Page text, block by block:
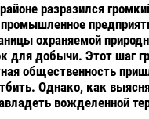
разразился
промышленное
охраняемой
для добычи. Этот шаг
общественность
Однако, как
вожделенной